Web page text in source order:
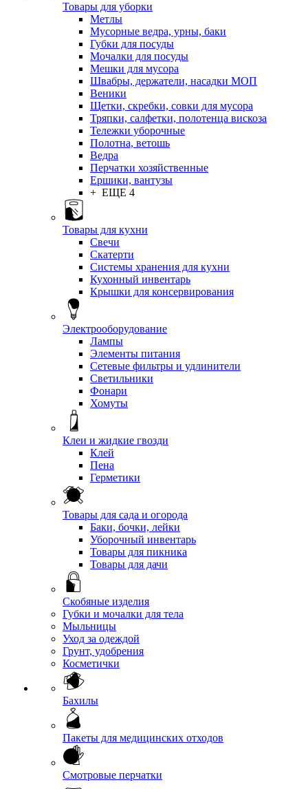
Товары для уборки
Метлы
Мусорные ведра, урны, баки
Губки для посуды
Мочалки для посуды
Мешки для мусора
Швабры, держатели, насадки МОП
Веники
Щетки, скребки, совки для мусора
Тряпки, салфетки, полотенца вискоза
Тележки уборочные
Полотна, ветошь
Ведра
Перчатки хозяйственные
Ершики, вантузы
+ ЕЩЕ 4
Товары для кухни
Свечи
Скатерти
Системы хранения для кухни
Кухонный инвентарь
Крышки для консервирования
Электрооборудование
Лампы
Элементы питания
Сетевые фильтры и удлинители
Светильники
Фонари
Хомуты
Клеи и жидкие гвозди
Клей
Пена
Герметики
Товары для сада и огорода
Баки, бочки, лейки
Уборочный инвентарь
Товары для пикника
Товары для дачи
Скобяные изделия
Губки и мочалки для тела
Мыльницы
Уход за одеждой
Грунт, удобрения
Косметички
Бахилы
Пакеты для медицинских отходов
Смотровые перчатки